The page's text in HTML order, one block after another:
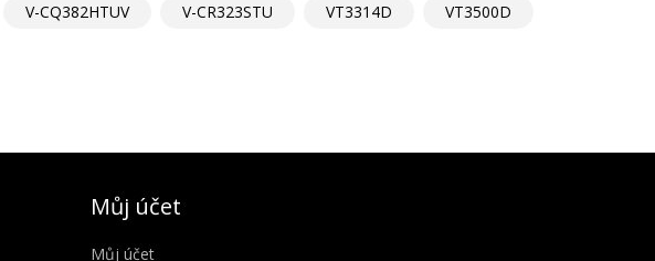
V-CQ382HTUV V-CR323STU VT3314D
VT3500D
Můj účet
Můj účet